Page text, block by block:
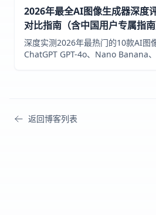
2026年最全AI图像生成器深度
对比指南（含中国用户专属指南
深度实测2026年最热门的10款AI图
ChatGPT GPT-4o、Nano Banana
返回博客列表